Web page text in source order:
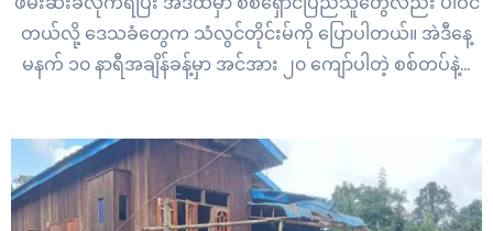
တယ်လို့ ဒေသခံတွေက သံလွင်တိုင်းမ်ကို ပြောပါတယ်။ အဲဒီနေ့
မနက် ၁၀ နာရီအချိန်ခန့်မှာ အင်အား ၂၀ ကျော်ပါတဲ့ စစ်တပ်နဲ့ရဲ